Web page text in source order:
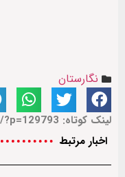
نگارستان
لینک کوتاه: https://iraf.ir/?p=129793
اخبار مرتبط